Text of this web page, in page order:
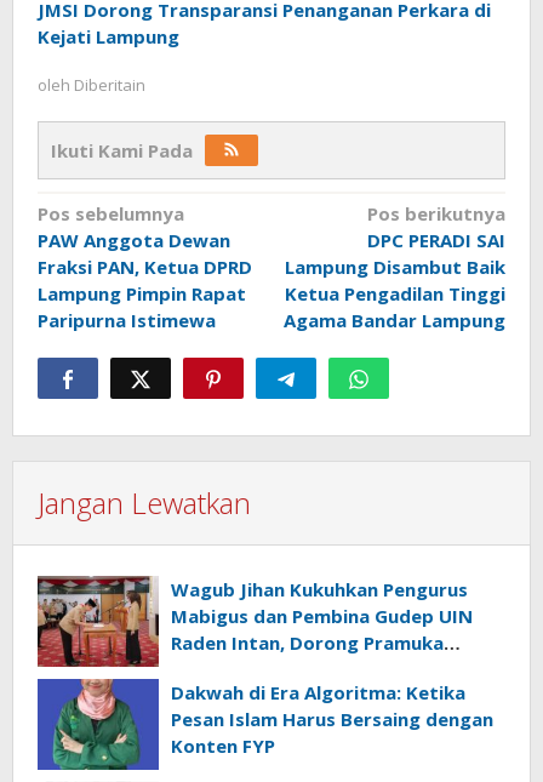
JMSI Dorong Transparansi Penanganan Perkara di
Kejati Lampung
oleh Diberitain
Ikuti Kami Pada
Navigasi
pos
Pos sebelumnya
PAW Anggota Dewan
Fraksi PAN, Ketua DPRD
Lampung Pimpin Rapat
Paripurna Istimewa
Pos berikutnya
DPC PERADI SAI
Lampung Disambut Baik
Ketua Pengadilan Tinggi
Agama Bandar Lampung
Jangan Lewatkan
Wagub Jihan Kukuhkan Pengurus
Mabigus dan Pembina Gudep UIN
Raden Intan, Dorong Pramuka
Dakwah di Era Algoritma: Ketika
Pesan Islam Harus Bersaing dengan
Konten FYP